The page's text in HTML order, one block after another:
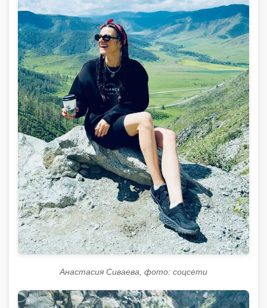
Анастасия Сиваева, фото: соцсети